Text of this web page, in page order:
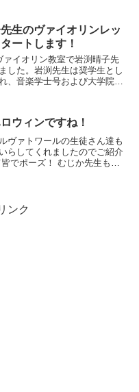
生のヴァイオリンレッ
ートします！
イオリン教室で岩渕晴子先
した。岩渕先生は奨学生とし
、音楽学士号および大学院演
ウィンですね！
ヴァトワールの生徒さん達も
らしてくれましたのでご紹介
でポーズ！ むじか先生も先
ンク